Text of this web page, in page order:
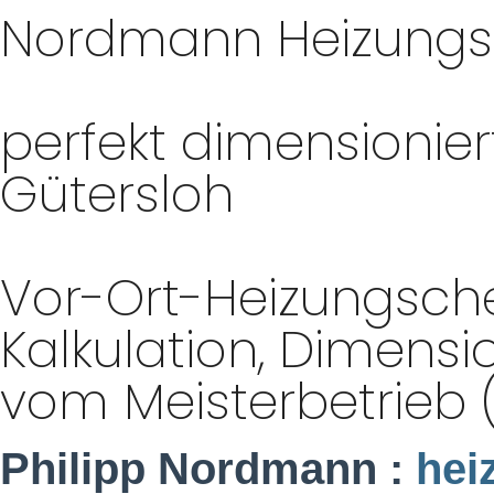
Nordmann
perfekt
Gütersloh
Vor-Ort-
Kalkulation,
vom Meisterbetrieb
Philipp Nordmann :